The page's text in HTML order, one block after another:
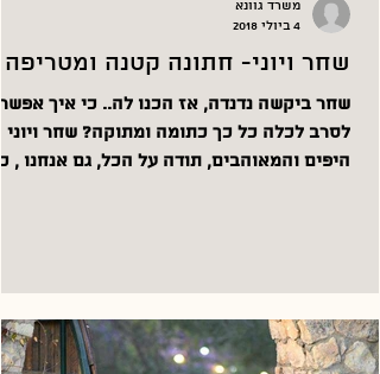
שחר ויוני- חתונה קטנה ומטריפה
שחר ביקשה נדנדה, אז הכנו לה.. כי איך אפשר
לסרב לכלה כל כך כתומה ומתוקה? שחר ויוני
היפים והמאוהבים, תודה על הכל, גם
משרד גוונא
4 ביולי 2018